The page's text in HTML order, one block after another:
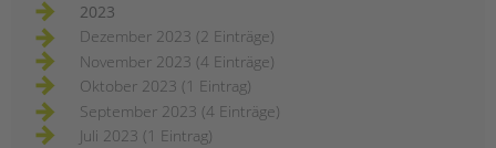
2023
Dezember 2023 (2 Einträge)
November 2023 (4 Einträge)
Oktober 2023 (1 Eintrag)
September 2023 (4 Einträge)
Juli 2023 (1 Eintrag)